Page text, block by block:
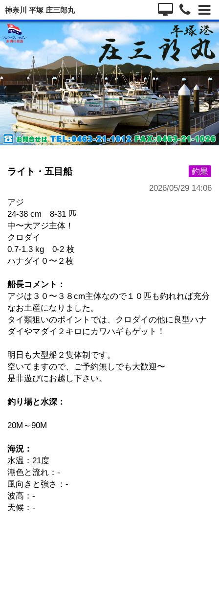
神奈川 平塚 庄三郎丸
釣果
ライト・五目船
2026/05/29 14:06
アジ
24-38 cm 8-31 匹
中〜大アジ主体！
クロダイ
0.7-1.3 kg 0-2 枚
ハナダイ０〜２枚
船長コメント：
アジは３０〜３８cm主体なので１０匹も釣れれば充分
なお土産になりました。
タイ類狙いのポイントでは、クロダイの他に良型ハナ
ダイやマダイ２キロにカワハギもゲット！
明日も大型船２隻体制です。
空いてますので、ご予約無しでも大歓迎〜
是非遊びにお越し下さい。
釣り場と水深：
20M～90M
海況：
水温：21度
潮色と流れ：-
風向きと強さ：-
波高：-
天候：-